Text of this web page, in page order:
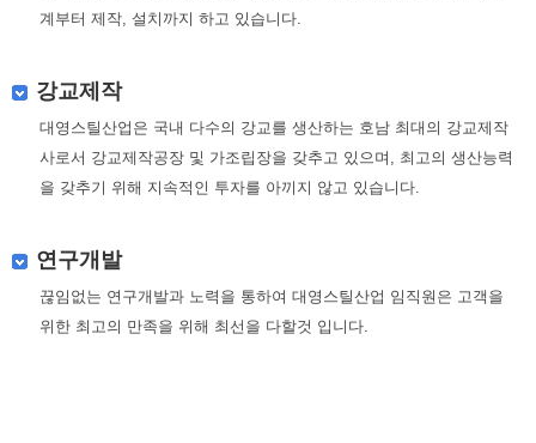
계부터 제작, 설치까지 하고 있습니다.
강교제작
대영스틸산업은 국내 다수의 강교를 생산하는 호남 최대의 강교제작
사로서 강교제작공장 및 가조립장을 갖추고 있으며, 최고의 생산능력
을 갖추기 위해 지속적인 투자를 아끼지 않고 있습니다.
연구개발
끊임없는 연구개발과 노력을 통하여 대영스틸산업 임직원은 고객을
위한 최고의 만족을 위해 최선을 다할것 입니다.